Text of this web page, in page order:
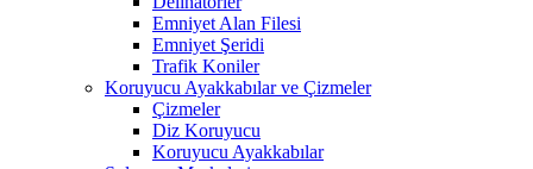
Emniyet Alan Filesi
Emniyet Şeridi
Trafik Koniler
Koruyucu Ayakkabılar ve Çizmeler
Çizmeler
Diz Koruyucu
Koruyucu Ayakkabılar